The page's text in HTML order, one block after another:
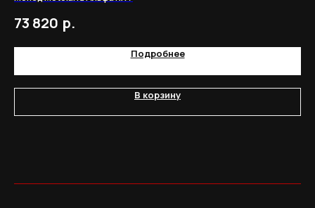
73 820 р.
Подробнее
В корзину